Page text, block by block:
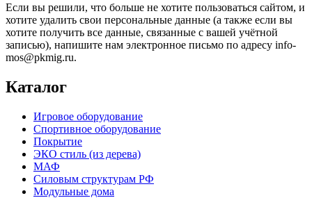
Если вы решили, что больше не хотите пользоваться сайтом, и
хотите удалить свои персональные данные (а также если вы
хотите получить все данные, связанные с вашей учётной
записью), напишите нам электронное письмо по адресу info-
mos@pkmig.ru.
Каталог
Игровое оборудование
Спортивное оборудование
Покрытие
ЭКО стиль (из дерева)
МАФ
Силовым структурам РФ
Модульные дома